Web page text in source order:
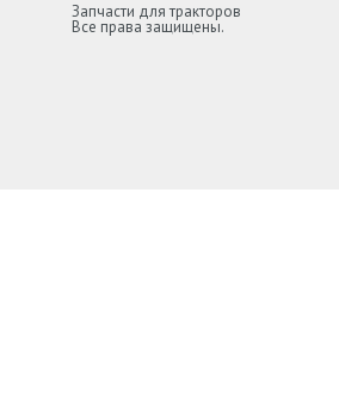
Запчасти для тракторов
Все права защищены.